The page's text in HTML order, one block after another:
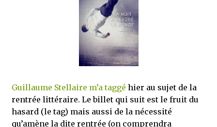
que Thomas connaissait et appréciait Olivier. Marlowe découvre une ville qu’il
ne connaissait pas, habitée par la méfiance, la peur et le rigorisme de la Ligue,
une ville pleine de mystères et de vieilles rancœurs. La Dame d...
Guillaume Stellaire m’a taggé hier au sujet de la
rentrée littéraire. Le billet qui suit est le fruit du
hasard (le tag) mais aussi de la nécessité
qu’amène la dite rentrée (on comprendra